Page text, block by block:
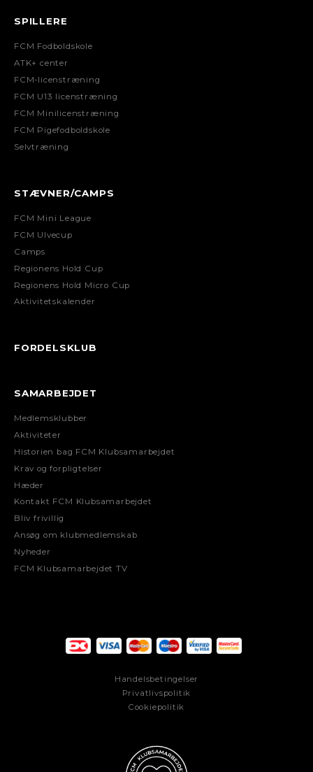
SPILLERE
FCM Fodboldskole
ATK+ center
FCM-licenstræning
FCM U13 licenstræning
FCM Minilicenstræning
FCM Pigefodboldskole
Selvtræning
STÆVNER/CAMPS
FCM Mini League
FCM Ulvecup
Camps
Regionens Hold Cup
Regionens Hold Micro Cup
Aktivitetskalender
FORDELSKLUB
SAMARBEJDET
Medlemsklubber
Aktiviteter
Historien bag FCM Klubsamarbejdet
Krav og forpligtelser
Hæder
Kontakt FCM Klubsamarbejdet
Bliv frivillig
Ansøg om klubmedlemskab
Nyheder
FCM Klubsamarbejdet TV
Handelsbetingelser
Privatlivspolitik
Cookiepolitik